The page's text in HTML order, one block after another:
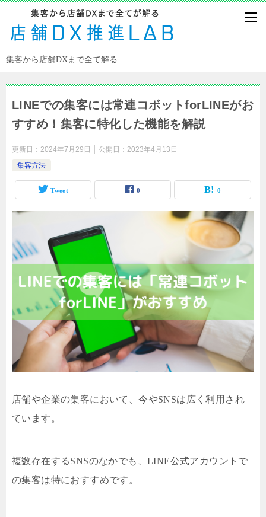
集客から店舗DXまで全て解る
LINEでの集客には常連コボットforLINEがお
すすめ！集客に特化した機能を解説
更新日： 2024年7月29日 公開日： 2023年4月13日
集客方法
Tweet 0 0
店舗や企業の集客において、今やSNSは広く利用され
ています。
複数存在するSNSのなかでも、LINE公式アカウントで
の集客は特におすすめです。